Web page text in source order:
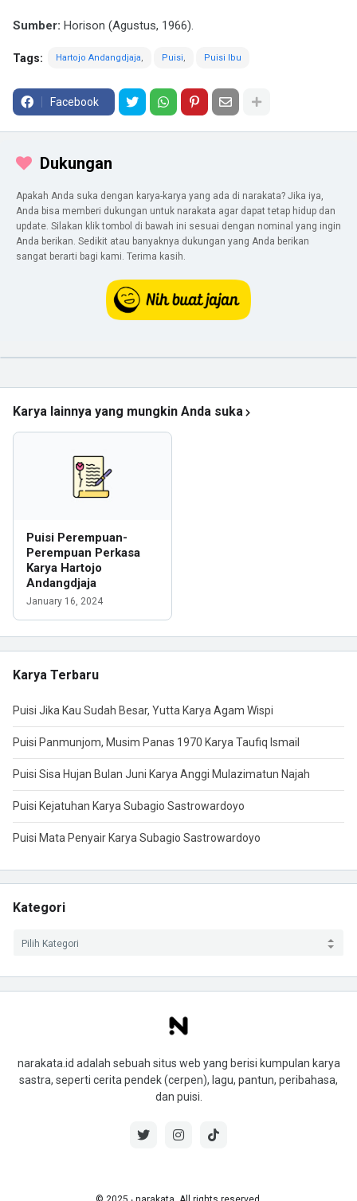
Sumber: Horison (Agustus, 1966).
Tags: Hartojo Andangdjaja Puisi Puisi Ibu
Facebook
Dukungan
Apakah Anda suka dengan karya-karya yang ada di narakata? Jika iya,
Anda bisa memberi dukungan untuk narakata agar dapat tetap hidup dan
update. Silakan klik tombol di bawah ini sesuai dengan nominal yang ingin
Anda berikan. Sedikit atau banyaknya dukungan yang Anda berikan
sangat berarti bagi kami. Terima kasih.
Karya lainnya yang mungkin Anda suka
Puisi Perempuan-
Perempuan Perkasa
Karya Hartojo
Andangdjaja
January 16, 2024
Karya Terbaru
Puisi Jika Kau Sudah Besar, Yutta Karya Agam Wispi
Puisi Panmunjom, Musim Panas 1970 Karya Taufiq Ismail
Puisi Sisa Hujan Bulan Juni Karya Anggi Mulazimatun Najah
Puisi Kejatuhan Karya Subagio Sastrowardoyo
Puisi Mata Penyair Karya Subagio Sastrowardoyo
Kategori
narakata.id adalah sebuah situs web yang berisi kumpulan karya
sastra, seperti cerita pendek (cerpen), lagu, pantun, peribahasa,
dan puisi.